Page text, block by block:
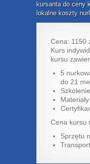
kursanta do ceny
lokalne koszty
Cena: 1150
Kurs
kursu
5
do 21
Cena kursu
Sprzętu